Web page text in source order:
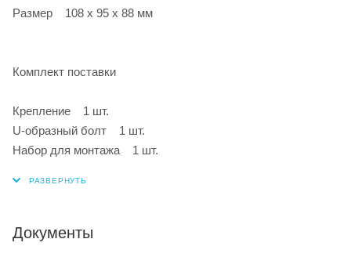
Размер 108 х 95 х 88 мм
Комплект поставки
Крепление 1 шт.
U-образный болт 1 шт.
Набор для монтажа 1 шт.
Документы